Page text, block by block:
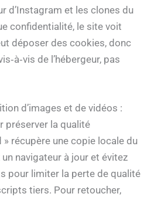
d’Instagram et les clones du
confidentialité, le site voit
déposer des cookies, donc
de l’hébergeur, pas
d’images et de vidéos :
préserver la qualité
récupère une copie locale du
navigateur à jour et évitez
pour limiter la perte de qualité
tiers. Pour retoucher,